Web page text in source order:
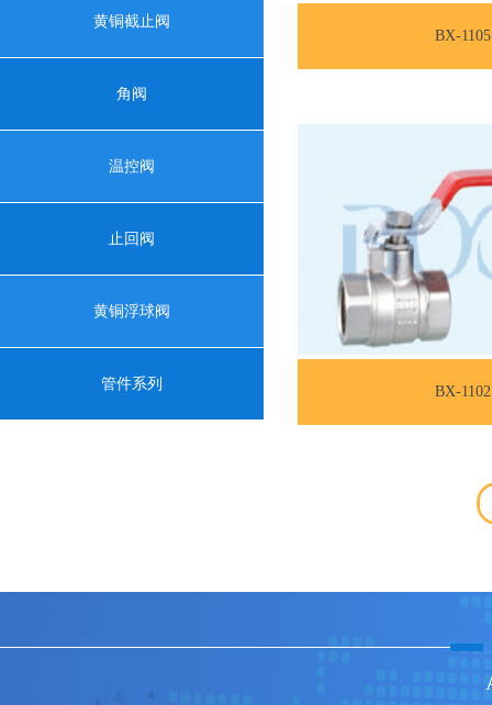
黄铜截止阀
角阀
温控阀
止回阀
黄铜浮球阀
管件系列
BX-1105
BX-1102